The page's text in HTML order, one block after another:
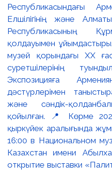
Республикасындағы
Елшілігінің және
Республикасының
қолдауымен
музей қорындағы ХХ
суретшілерінің
Экспозицияға
дәстүрлерімен
және сәндік-
қойылған. 📍 Көрме
қыркүйек аралығында
16:00 в Национальном
Казахстан имени
открытие выставки